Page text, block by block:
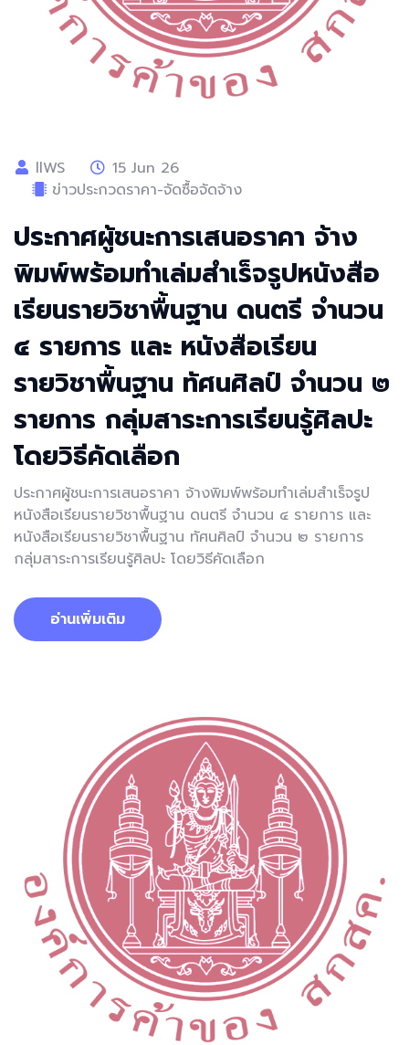
llWS
15 Jun 26
ข่าวประกวดราคา-จัดซื้อจัดจ้าง
ประกาศผู้ชนะการเสนอราคา จ้าง
พิมพ์พร้อมทำเล่มสำเร็จรูปหนังสือ
เรียนรายวิชาพื้นฐาน ดนตรี จำนวน
๔ รายการ และ หนังสือเรียน
รายวิชาพื้นฐาน ทัศนศิลป์ จำนวน ๒
รายการ กลุ่มสาระการเรียนรู้ศิลปะ
โดยวิธีคัดเลือก
ประกาศผู้ชนะการเสนอราคา จ้างพิมพ์พร้อมทำเล่มสำเร็จรูป
หนังสือเรียนรายวิชาพื้นฐาน ดนตรี จำนวน ๔ รายการ และ
หนังสือเรียนรายวิชาพื้นฐาน ทัศนศิลป์ จำนวน ๒ รายการ
กลุ่มสาระการเรียนรู้ศิลปะ โดยวิธีคัดเลือก
อ่านเพิ่มเติม